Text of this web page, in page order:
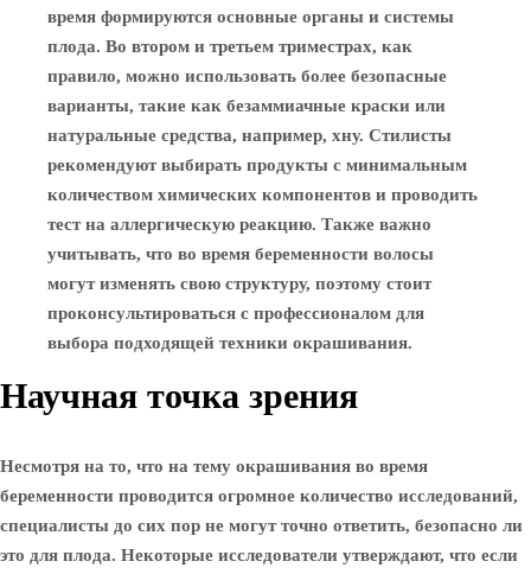
время формируются основные органы и системы
плода. Во втором и третьем триместрах, как
правило, можно использовать более безопасные
варианты, такие как безаммиачные краски или
натуральные средства, например, хну. Стилисты
рекомендуют выбирать продукты с минимальным
количеством химических компонентов и проводить
тест на аллергическую реакцию. Также важно
учитывать, что во время беременности волосы
могут изменять свою структуру, поэтому стоит
проконсультироваться с профессионалом для
выбора подходящей техники окрашивания.
Научная точка зрения
Несмотря на то, что на тему окрашивания во время
беременности проводится огромное количество исследований,
специалисты до сих пор не могут точно ответить, безопасно ли
это для плода. Некоторые исследователи утверждают, что если